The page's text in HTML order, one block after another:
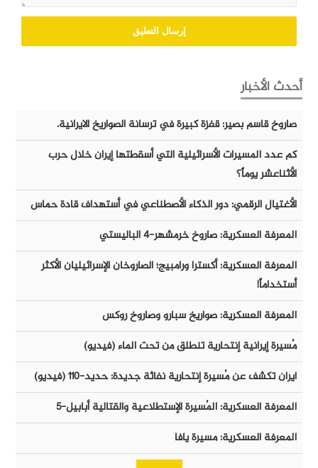
أحدث الأخبار
صاروخ قاسم بصير: قفزة كبيرة في ترسانة الصواريخ الايرانية.
كم عدد المسيرات الأسرائيلية التي أسقطتها إيران خلال حرب
الأثناعشر يوماً؟
الأغتيال الرقمي: دور الذكاء الأصطناعي في أستهداف قادة حماس
المعرفة العسكرية: صاروخ خرمشهر-٤ الباليستي
المعرفة العسكرية: أكسترا ورامبيج؛ الصاروخان الإسرائيليان الأكثر
أستخداماً!
المعرفة العسكرية: صواريخ سبارو وصاروخ روكس
مُسيرة إيرانية إنتحارية تنطلق من تحت الماء (فيديو)
ايران تكشف عن مُسيرة إنتحارية نفاثة جديدة: حديد-١١٠ (فيديو)
المعرفة العسكرية: المُسيرة الإستطلاعية والقتالية أبابيل-٥
المعرفة العسكرية: مسيرة يافا